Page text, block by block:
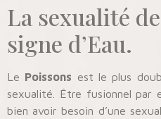
La sexualité
signe d’Eau.
Le Poissons est le plus
sexualité. Être fusionnel par
bien avoir besoin d’une